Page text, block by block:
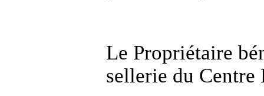
Le Propriétaire
sellerie du Centre